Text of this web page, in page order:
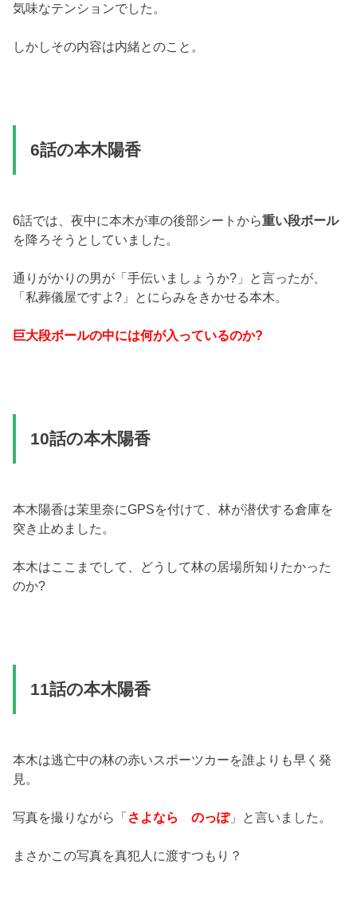
気味なテンションでした。
しかしその内容は内緒とのこと。
6話の本木陽香
6話では、夜中に本木が車の後部シートから重い段ボール
を降ろそうとしていました。
通りがかりの男が「手伝いましょうか?」と言ったが、
「私葬儀屋ですよ?」とにらみをきかせる本木。
巨大段ボールの中には何が入っているのか?
10話の本木陽香
本木陽香は茉里奈にGPSを付けて、林が潜伏する倉庫を
突き止めました。
本木はここまでして、どうして林の居場所知りたかった
のか?
11話の本木陽香
本木は逃亡中の林の赤いスポーツカーを誰よりも早く発
見。
写真を撮りながら「さよなら のっぽ」と言いました。
まさかこの写真を真犯人に渡すつもり？